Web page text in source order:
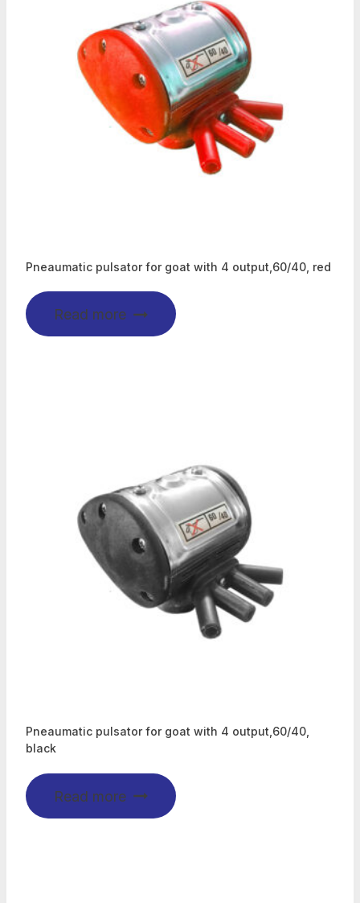
Pneaumatic pulsator for goat with 4 output,60/40, red
Read more
Pneaumatic pulsator for goat with 4 output,60/40,
black
Read more